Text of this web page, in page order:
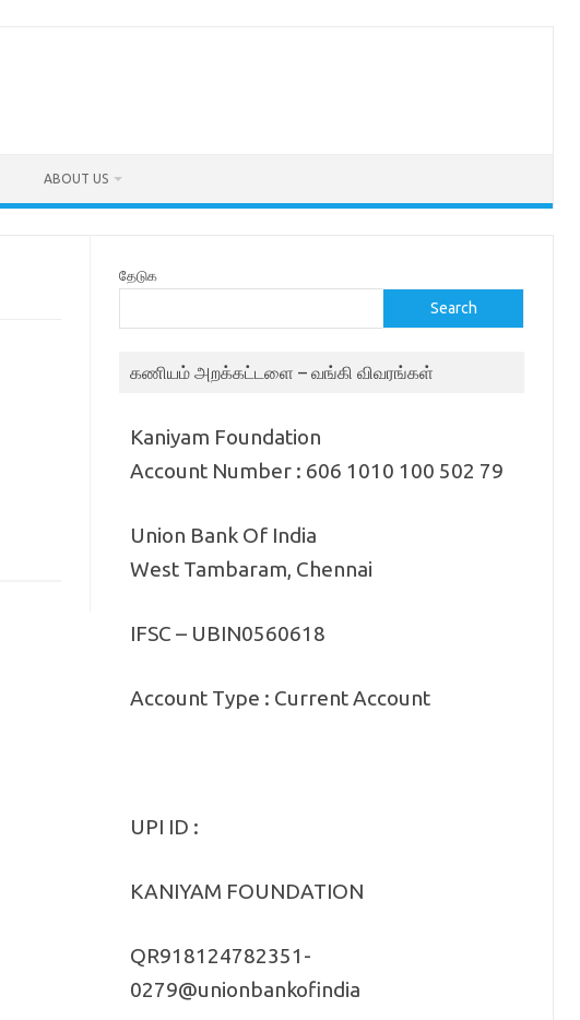
ABOUT US
தேடுக
Search
கணியம் அறக்கட்டளை – வங்கி விவரங்கள்
Kaniyam Foundation
Account Number : 606 1010 100 502 79
Union Bank Of India
West Tambaram, Chennai
IFSC – UBIN0560618
Account Type : Current Account
UPI ID :
KANIYAM FOUNDATION
QR918124782351-
0279@unionbankofindia